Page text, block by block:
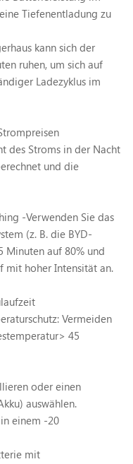
Tiefenentladung zu
kann sich der
ruhen, um sich auf
Ladezyklus im
des Stroms in der Nacht
und die
-Verwenden Sie das
(z. B. die BYD-
Minuten auf 80% und
mit hoher Intensität an.
Vermeiden
45
oder einen
auswählen.
einem -20
mit